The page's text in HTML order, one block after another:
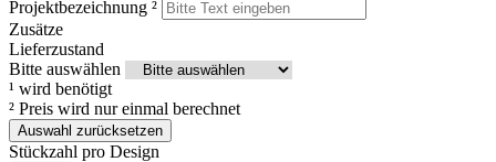
Projektbezeichnung ²
Zusätze
Lieferzustand
Bitte auswählen
¹ wird benötigt
² Preis wird nur einmal berechnet
Auswahl zurücksetzen
Stückzahl pro Design